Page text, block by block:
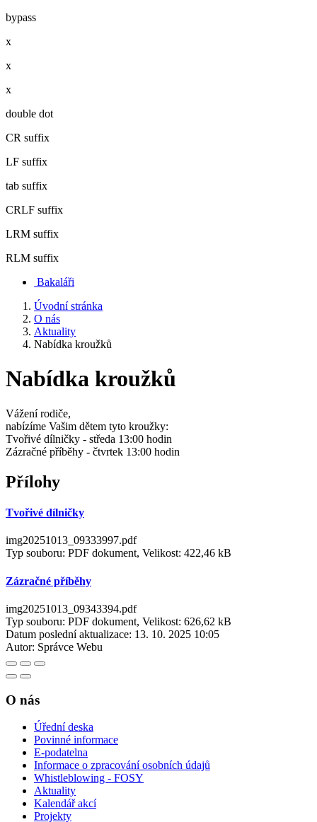
bypass
x
x
x
double dot
CR suffix
LF suffix
tab suffix
CRLF suffix
LRM suffix
RLM suffix
Bakaláři
Úvodní stránka
O nás
Aktuality
Nabídka kroužků
Nabídka kroužků
Vážení rodiče,
nabízíme Vašim dětem tyto kroužky:
Tvořivé dílničky - středa 13:00 hodin
Zázračné příběhy - čtvrtek 13:00 hodin
Přílohy
Tvořivé dílničky
img20251013_09333997.pdf
Typ souboru: PDF dokument, Velikost: 422,46 kB
Zázračné příběhy
img20251013_09343394.pdf
Typ souboru: PDF dokument, Velikost: 626,62 kB
Datum poslední aktualizace: 13. 10. 2025 10:05
Autor: Správce Webu
O nás
Úřední deska
Povinné informace
E-podatelna
Informace o zpracování osobních údajů
Whistleblowing - FOSY
Aktuality
Kalendář akcí
Projekty